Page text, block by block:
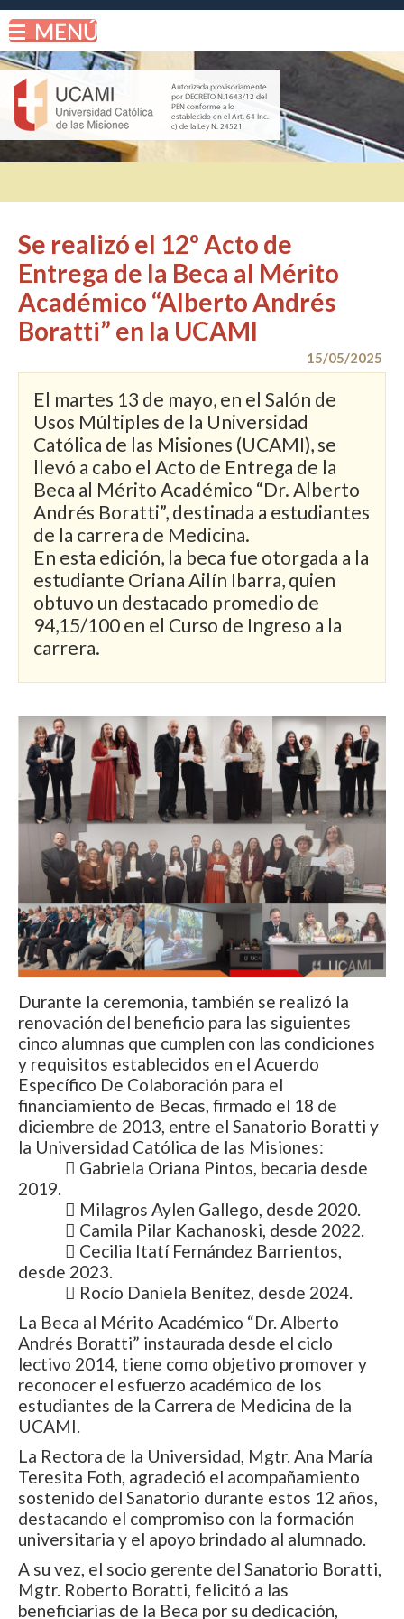
Se realizó el 12º Acto de
Entrega de la Beca al Mérito
Académico “Alberto Andrés
Boratti” en la UCAMI
15/05/2025
El martes 13 de mayo, en el Salón de
Usos Múltiples de la Universidad
Católica de las Misiones (UCAMI), se
llevó a cabo el Acto de Entrega de la
Beca al Mérito Académico “Dr. Alberto
Andrés Boratti”, destinada a estudiantes
de la carrera de Medicina.
En esta edición, la beca fue otorgada a la
estudiante Oriana Ailín Ibarra, quien
obtuvo un destacado promedio de
94,15/100 en el Curso de Ingreso a la
carrera.
Durante la ceremonia, también se realizó la
renovación del beneficio para las siguientes
cinco alumnas que cumplen con las condiciones
y requisitos establecidos en el Acuerdo
Específico De Colaboración para el
financiamiento de Becas, firmado el 18 de
diciembre de 2013, entre el Sanatorio Boratti y
la Universidad Católica de las Misiones:
 Gabriela Oriana Pintos, becaria desde
2019.
 Milagros Aylen Gallego, desde 2020.
 Camila Pilar Kachanoski, desde 2022.
 Cecilia Itatí Fernández Barrientos,
desde 2023.
 Rocío Daniela Benítez, desde 2024.
La Beca al Mérito Académico “Dr. Alberto
Andrés Boratti” instaurada desde el ciclo
lectivo 2014, tiene como objetivo promover y
reconocer el esfuerzo académico de los
estudiantes de la Carrera de Medicina de la
UCAMI.
La Rectora de la Universidad, Mgtr. Ana María
Teresita Foth, agradeció el acompañamiento
sostenido del Sanatorio durante estos 12 años,
destacando el compromiso con la formación
universitaria y el apoyo brindado al alumnado.
A su vez, el socio gerente del Sanatorio Boratti,
Mgtr. Roberto Boratti, felicitó a las
beneficiarias de la Beca por su dedicación,